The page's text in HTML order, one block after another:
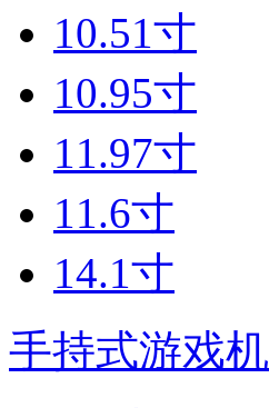
10.51寸
10.95寸
11.97寸
11.6寸
14.1寸
手持式游戏机